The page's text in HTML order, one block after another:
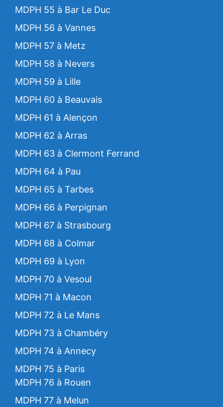
MDPH 55 à Bar Le Duc
MDPH 56 à Vannes
MDPH 57 à Metz
MDPH 58 à Nevers
MDPH 59 à Lille
MDPH 60 à Beauvais
MDPH 61 à Alençon
MDPH 62 à Arras
MDPH 63 à Clermont Ferrand
MDPH 64 à Pau
MDPH 65 à Tarbes
MDPH 66 à Perpignan
MDPH 67 à Strasbourg
MDPH 68 à Colmar
MDPH 69 à Lyon
MDPH 70 à Vesoul
MDPH 71 à Macon
MDPH 72 à Le Mans
MDPH 73 à Chambéry
MDPH 74 à Annecy
MDPH 75 à Paris
MDPH 76 à Rouen
MDPH 77 à Melun